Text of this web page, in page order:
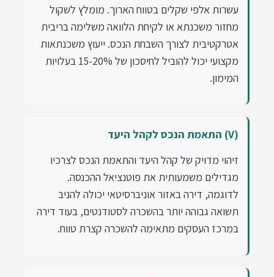
עשרות אלפי שקלים בטווח הארוך. מומלץ לשקול
מחזור משכנתא או לקיחת הלוואה משלימה בריבית
אטרקטיבית לצורך השבחת הנכס. ייעוץ משכנתאות
מקצועי יכול להוביל לחיסכון של 15-20% בעלויות
המימון.
(V) התאמת הנכס לקהל היעד
זיהוי מדויק של קהל היעד והתאמת הנכס לצרכיו
מגדילים משמעותית את פוטנציאל ההכנסה.
לדוגמה, דירה באזור אוניברסיטאי יכולה להניב
תשואה גבוהה יותר בהשכרה לסטודנטים, בעוד דירה
במרכז העסקים מתאימה להשכרה קצרת טווח.